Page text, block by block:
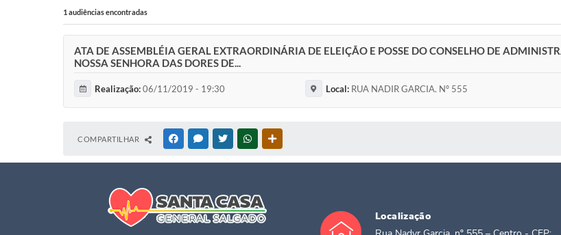
1 audiências encontradas
ATA DE ASSEMBLÉIA GERAL EXTRAORDINÁRIA DE ELEIÇÃO E POSSE DO CONSELHO DE
NOSSA SENHORA DAS DORES DE...
Realização:06/11/2019 - 19:30 Local: RUA NADIR GARCIA. Nº 555
COMPARTILHAR FACEBOOKMESSENGER
TWITTERWHATSAPP
Localização